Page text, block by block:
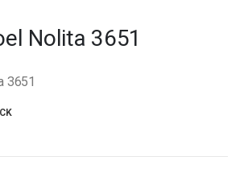
Nolita 3651
3651